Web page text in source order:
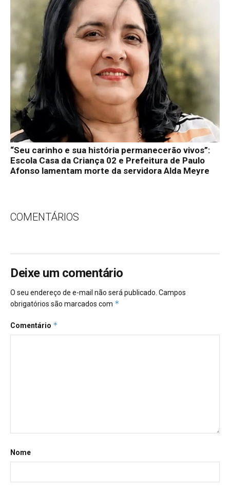
“Seu carinho e sua história permanecerão vivos”:
Escola Casa da Criança 02 e Prefeitura de Paulo
Afonso lamentam morte da servidora Alda Meyre
COMENTÁRIOS
Deixe um comentário
O seu endereço de e-mail não será publicado. Campos
obrigatórios são marcados com *
Comentário *
Nome